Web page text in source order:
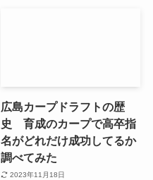
広島カープドラフトの歴
史 育成のカープで高卒指
名がどれだけ成功してるか
調べてみた
2023年11月18日